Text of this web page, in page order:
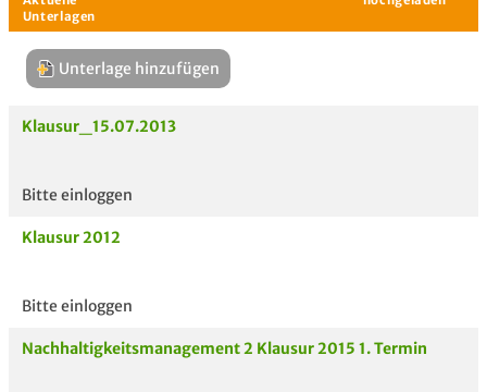
Aktuelle
Unterlage hinzufügen
Klausur_15.07.2013
Bitte einloggen
Klausur 2012
Bitte einloggen
Nachhaltigkeitsmanagement 2 Klausur 2015 1. Termin